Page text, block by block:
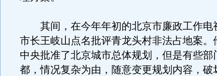
其间，在今年年初的北京市廉政工作电
市长王岐山点名批评青龙头村非法占地案
中央批准了北京城市总体规划，但是有些部
都，情况复杂为由，随意变更规划内容，破